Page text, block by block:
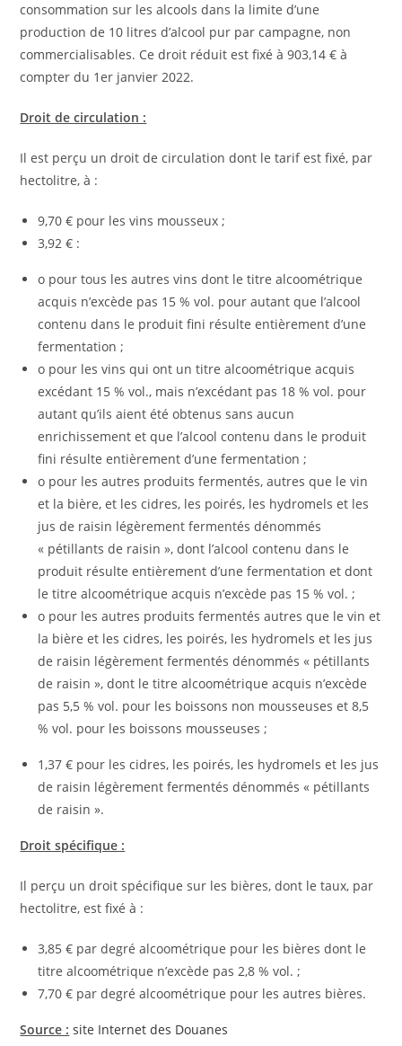
consommation sur les alcools dans la limite d’une
production de 10 litres d’alcool pur par campagne, non
commercialisables. Ce droit réduit est fixé à 903,14 € à
compter du 1er janvier 2022.
Droit de circulation :
Il est perçu un droit de circulation dont le tarif est fixé, par
hectolitre, à :
9,70 € pour les vins mousseux ;
3,92 € :
o pour tous les autres vins dont le titre alcoométrique
acquis n’excède pas 15 % vol. pour autant que l’alcool
contenu dans le produit fini résulte entièrement d’une
fermentation ;
o pour les vins qui ont un titre alcoométrique acquis
excédant 15 % vol., mais n’excédant pas 18 % vol. pour
autant qu’ils aient été obtenus sans aucun
enrichissement et que l’alcool contenu dans le produit
fini résulte entièrement d’une fermentation ;
o pour les autres produits fermentés, autres que le vin
et la bière, et les cidres, les poirés, les hydromels et les
jus de raisin légèrement fermentés dénommés
« pétillants de raisin », dont l’alcool contenu dans le
produit résulte entièrement d’une fermentation et dont
le titre alcoométrique acquis n’excède pas 15 % vol. ;
o pour les autres produits fermentés autres que le vin et
la bière et les cidres, les poirés, les hydromels et les jus
de raisin légèrement fermentés dénommés « pétillants
de raisin », dont le titre alcoométrique acquis n’excède
pas 5,5 % vol. pour les boissons non mousseuses et 8,5
% vol. pour les boissons mousseuses ;
1,37 € pour les cidres, les poirés, les hydromels et les jus
de raisin légèrement fermentés dénommés « pétillants
de raisin ».
Droit spécifique :
Il perçu un droit spécifique sur les bières, dont le taux, par
hectolitre, est fixé à :
3,85 € par degré alcoométrique pour les bières dont le
titre alcoométrique n’excède pas 2,8 % vol. ;
7,70 € par degré alcoométrique pour les autres bières.
Source : site Internet des Douanes